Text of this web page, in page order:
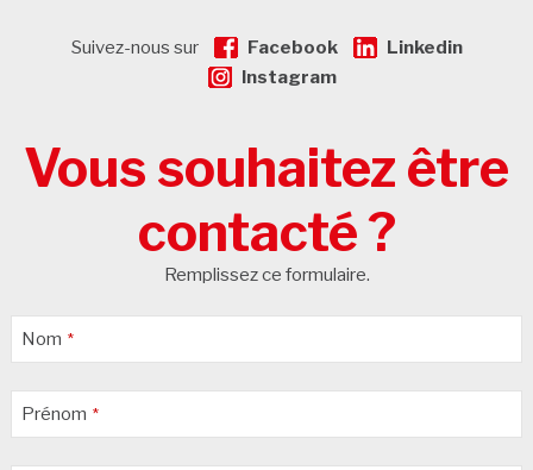
Suivez-nous sur Facebook
Linkedin
Instagram
Vous souhaitez être
contacté ?
Remplissez ce formulaire.
Nom *
Prénom *